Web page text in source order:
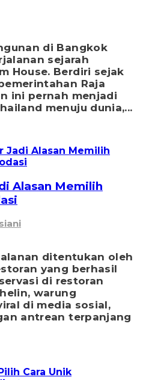
di Bangkok
sejarah
House. Berdiri sejak
Raja
ini pernah menjadi
menuju dunia,...
Alasan Memilih
ditentukan oleh
yang berhasil
di restoran
warung
di media sosial,
antrean terpanjang